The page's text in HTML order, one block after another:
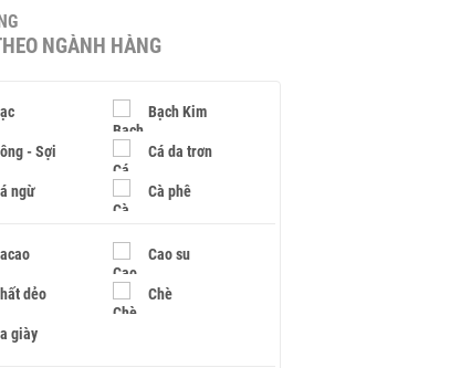
NGÀNH HÀNG
Bạch Kim
- Sợi Cá da trơn
ngừ Cà phê
Cao su
dẻo Chè
giày